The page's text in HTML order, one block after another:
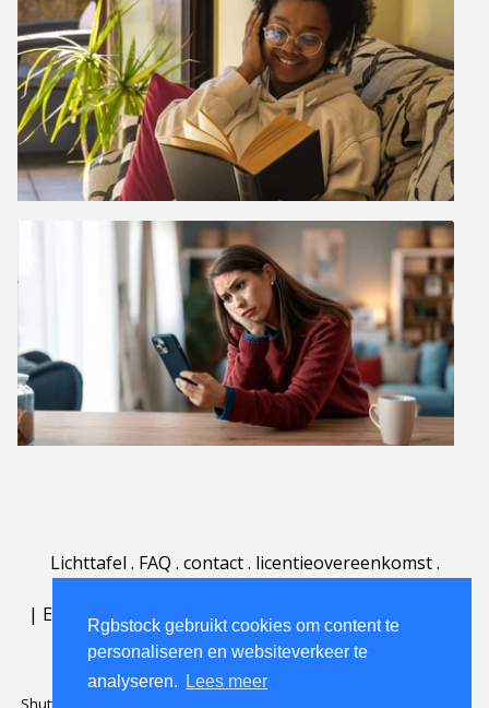
Rgbstock gebruikt cookies om content te
personaliseren en websiteverkeer te
analyseren.
Lees meer
Lichttafel . FAQ . contact. licentieovereenkomst.
| English | Deutsch Español | Português
Nederlands|
Shutterstock official partner of Rgbstock